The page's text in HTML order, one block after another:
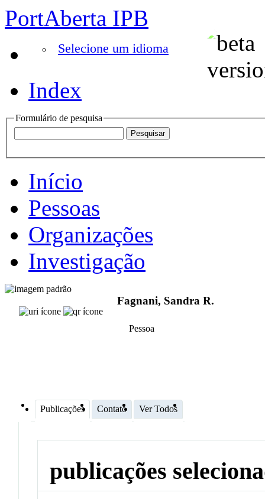
PortAberta IPB
Selecione um idioma
Index
Formulário de pesquisa
Início
Pessoas
Organizações
Investigação
Fagnani, Sandra R.
Pessoa
Publicações Contato Ver Todos
publicações